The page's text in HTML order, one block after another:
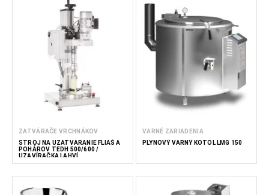
ZATVÁRAČE VRCHNÁKOV
STROJ NA UZATVÁRANIE FLIAŠ A
POHÁROV TEDH 500/600 /
UZAVÍRAČKA LAHVÍ
VARNÉ ZARIADENIA
PLYNOVÝ VARNÝ KOTOL LMG 150